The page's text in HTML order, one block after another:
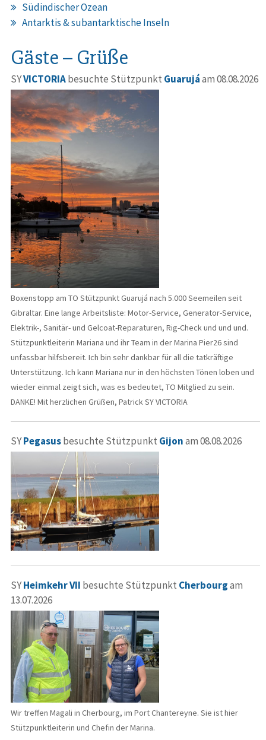
Südindischer Ozean
Antarktis & subantarktische Inseln
Gäste – Grüße
SYVICTORIAbesuchte Stützpunkt Guarujáam 08.08.2026
Boxenstopp am TO Stützpunkt Guarujá nach 5.000 Seemeilen seit
Gibraltar. Eine lange Arbeitsliste: Motor-Service, Generator-Service,
Elektrik-, Sanitär- und Gelcoat-Reparaturen, Rig-Check und und und.
Stützpunktleiterin Mariana und ihr Team in der Marina Pier26 sind
unfassbar hilfsbereit. Ich bin sehr dankbar für all die tatkräftige
Unterstützung. Ich kann Mariana nur in den höchsten Tönen loben und
wieder einmal zeigt sich, was es bedeutet, TO Mitglied zu sein.
DANKE! Mit herzlichen Grüßen, Patrick SY VICTORIA
SYPegasusbesuchte Stützpunkt Gijonam 08.08.2026
SYHeimkehr VII besuchte Stützpunkt Cherbourgam
13.07.2026
Wir treffen Magali in Cherbourg, im Port Chantereyne. Sie ist hier
Stützpunktleiterin und Chefin der Marina.